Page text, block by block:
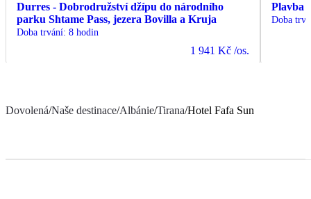
Durres - Dobrodružství džípu do národního
parku Shtame Pass, jezera Bovilla a Kruja
Doba trvání: 8 hodin
1 941 Kč /os.
Plavba
Doba
Dovolená/Naše destinace/Albánie/Tirana/Hotel Fafa Sun